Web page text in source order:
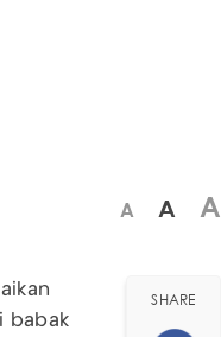
A A A
babak
SHARE